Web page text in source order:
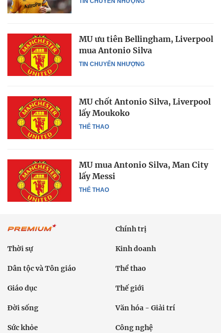
TIN CHUYỂN NHƯỢNG
MU ưu tiên Bellingham, Liverpool
mua Antonio Silva
THỂ THAO
MU chốt Antonio Silva, Liverpool
lấy Moukoko
THỂ THAO
MU mua Antonio Silva, Man City
lấy Messi
Chính trị
Thời sự Kinh doanh
Dân tộc và Tôn giáo Thể thao
Giáo dục Thế giới
Đời sống Văn hóa - Giải trí
Sức khỏe Công nghệ